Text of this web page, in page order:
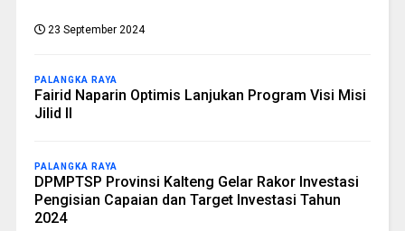
23 September 2024
PALANGKA RAYA
Fairid Naparin Optimis Lanjukan Program Visi Misi
Jilid II
PALANGKA RAYA
DPMPTSP Provinsi Kalteng Gelar Rakor Investasi
Pengisian Capaian dan Target Investasi Tahun
2024